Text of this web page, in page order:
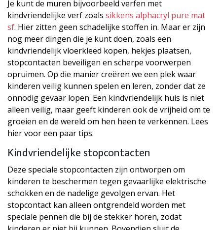
Je kunt de muren bijvoorbeeld verfen met
kindvriendelijke verf zoals sikkens alphacryl pure mat
sf. Hier zitten geen schadelijke stoffen in. Maar er zijn
nog meer dingen die je kunt doen, zoals een
kindvriendelijk vloerkleed kopen, hekjes plaatsen,
stopcontacten beveiligen en scherpe voorwerpen
opruimen. Op die manier creëren we een plek waar
kinderen veilig kunnen spelen en leren, zonder dat ze
onnodig gevaar lopen. Een kindvriendelijk huis is niet
alleen veilig, maar geeft kinderen ook de vrijheid om te
groeien en de wereld om hen heen te verkennen. Lees
hier voor een paar tips.
Kindvriendelijke stopcontacten
Deze speciale stopcontacten zijn ontworpen om
kinderen te beschermen tegen gevaarlijke elektrische
schokken en de nadelige gevolgen ervan. Het
stopcontact kan alleen ontgrendeld worden met
speciale pennen die bij de stekker horen, zodat